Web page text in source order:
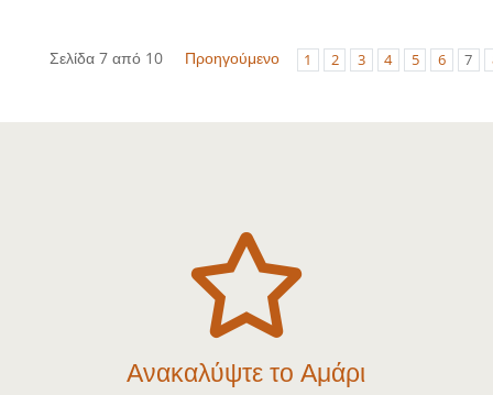
Σελίδα 7 από 10 Προηγούμενο 1 2 3 4 5 6 7

Ανακαλύψτε το Αμάρι